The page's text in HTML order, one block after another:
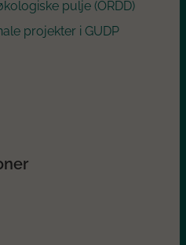
pulje (ORDD)
projekter i GUDP